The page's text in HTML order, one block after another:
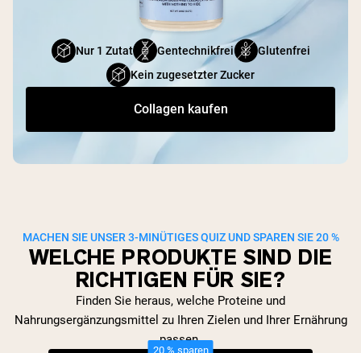
Nur 1 Zutat Gentechnikfrei
Glutenfrei
Kein zugesetzter Zucker
Collagen kaufen
MACHEN SIE UNSER 3-MINÜTIGES QUIZ UND SPAREN SIE 20 %
WELCHE PRODUKTE SIND DIE
RICHTIGEN FÜR SIE?
Finden Sie heraus, welche Proteine und
Nahrungsergänzungsmittel zu Ihren Zielen und Ihrer Ernährung
passen.
20 % sparen